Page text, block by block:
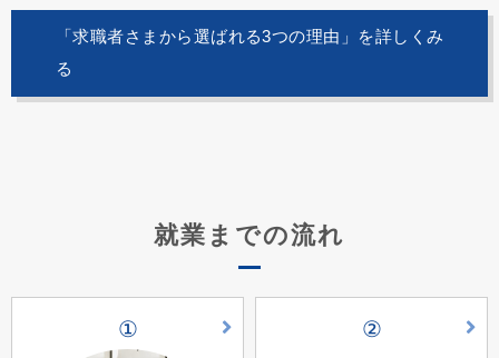
「求職者さまから選ばれる3つの理由」を詳しくみ
る
就業までの流れ
① ②